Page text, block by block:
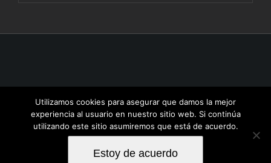
legal/Legal info| Powered byInquba.es
FacebookInstagram
Utilizamos cookies para asegurar que damos la mejor
experiencia al usuario en nuestro sitio web. Si continúa
utilizando este sitio asumiremos que está de acuerdo.
Estoy de acuerdo